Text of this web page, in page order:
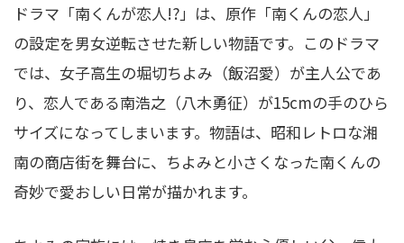
ドラマ「南くんが恋人!?」は、原作「南くんの恋人」
の設定を男女逆転させた新しい物語です。このドラマ
では、女子高生の堀切ちよみ（飯沼愛）が主人公であ
り、恋人である南浩之（八木勇征）が15cmの手のひら
サイズになってしまいます。物語は、昭和レトロな湘
南の商店街を舞台に、ちよみと小さくなった南くんの
奇妙で愛おしい日常が描かれます。